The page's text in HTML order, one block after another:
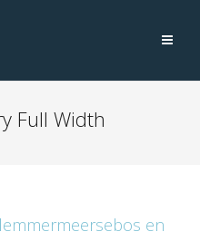
Full Width